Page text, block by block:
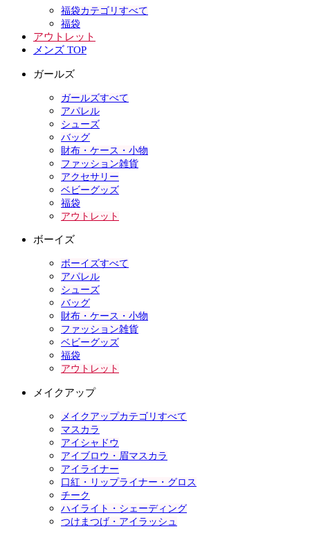
福袋カテゴリすべて
福袋
アウトレット
メンズ TOP
ガールズ
ガールズすべて
アパレル
シューズ
バッグ
財布・ケース・小物
ファッション雑貨
アクセサリー
ベビーグッズ
福袋
アウトレット
ボーイズ
ボーイズすべて
アパレル
シューズ
バッグ
財布・ケース・小物
ファッション雑貨
ベビーグッズ
福袋
アウトレット
メイクアップ
メイクアップカテゴリすべて
マスカラ
アイシャドウ
アイブロウ・眉マスカラ
アイライナー
口紅・リップライナー・グロス
チーク
ハイライト・シェーディング
つけまつげ・アイラッシュ